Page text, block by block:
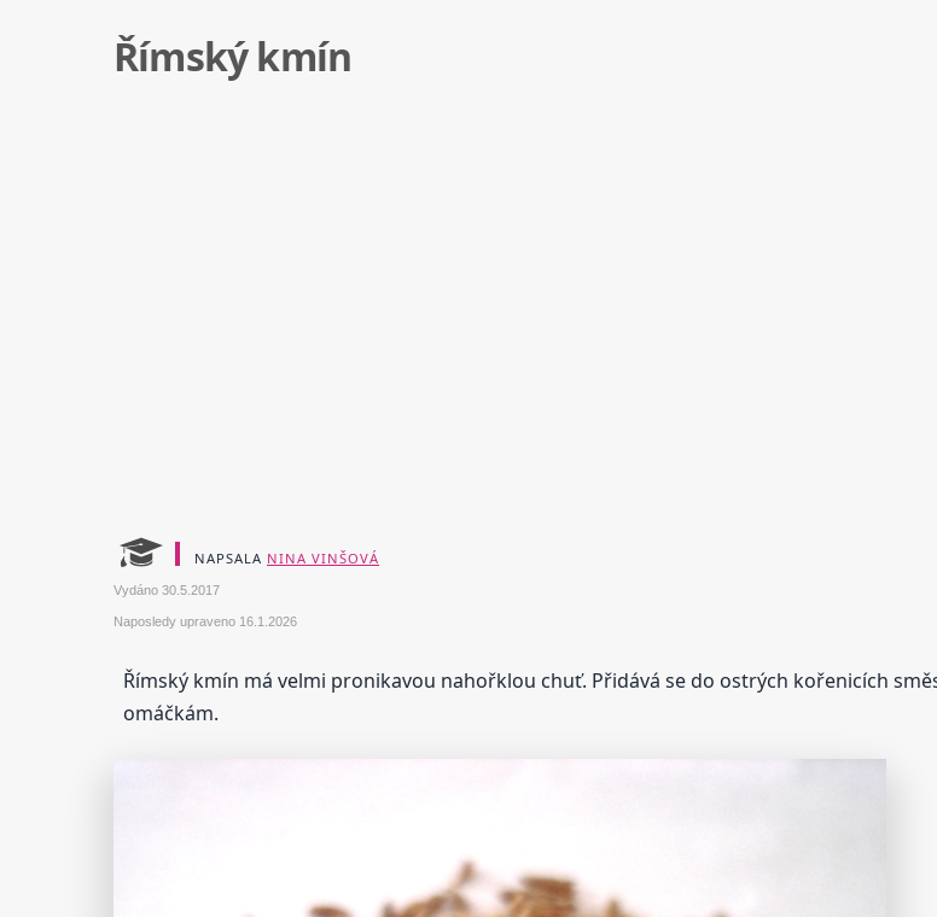
Římský kmín
NAPSALA NINA VINŠOVÁ
Vydáno30.5.2017
Naposledy upraveno 16.1.2026
Římský kmín má velmi pronikavou nahořklou chuť. Přidává se do ostrých kořenicích
omáčkám.